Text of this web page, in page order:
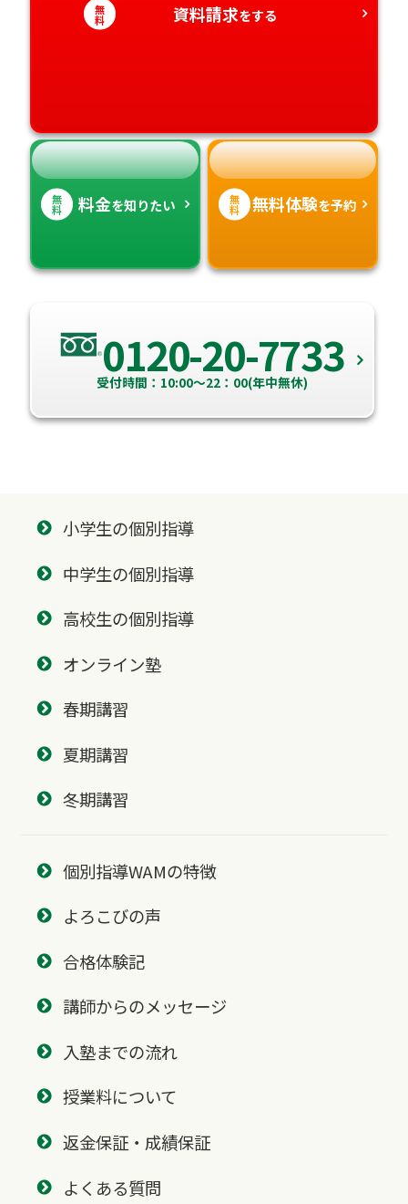
愛知県
香川県
宮崎県
沖縄県
無
料 資料請求をする
無
料 料金を知りたい 無
料 無料体験を予約
0120-20-7733
受付時間：10:00～22：00(年中無休)
小学生の個別指導
中学生の個別指導
高校生の個別指導
オンライン塾
春期講習
夏期講習
冬期講習
個別指導WAMの特徴
よろこびの声
合格体験記
講師からのメッセージ
入塾までの流れ
授業料について
返金保証・成績保証
よくある質問